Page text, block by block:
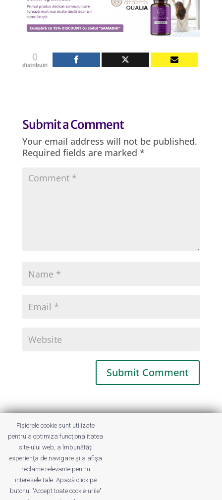
0
distribuiri
Submit a Comment
Your email address will not be published.
Required fields are marked *
This site uses Akismet to reduce spam.
Learn how your comment data is
processed.
Fișierele cookie sunt utilizate
pentru a optimiza funcţionalitatea
site-ului web, a îmbunătăţi
experienţa de navigare şi a afişa
reclame relevante pentru
interesele tale. Apasă click pe
butonul "Accept toate cookie-urile"